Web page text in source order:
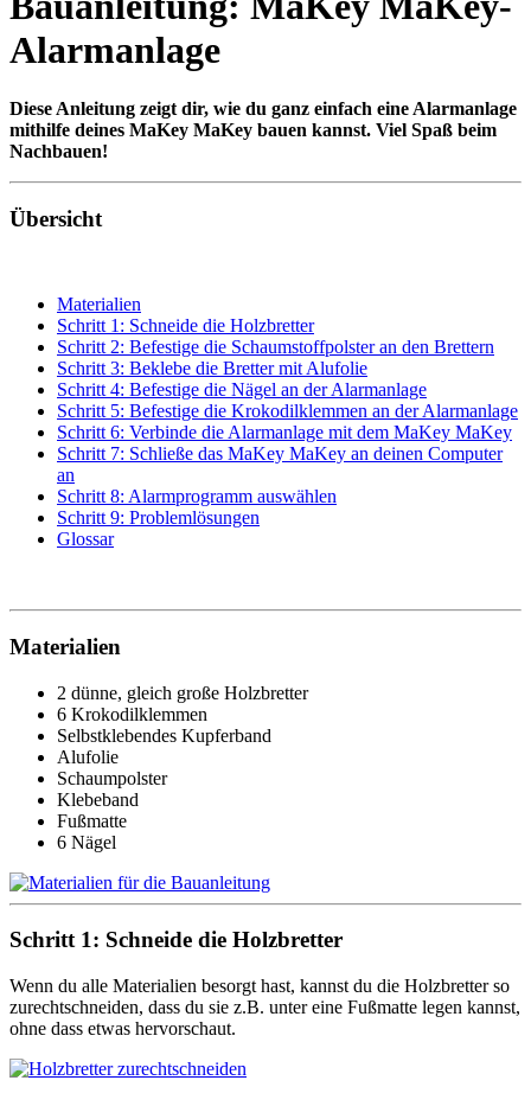
Alarmanlage
Diese Anleitung zeigt dir, wie du ganz einfach eine Alarmanlage
mithilfe deines MaKey MaKey bauen kannst. Viel Spaß beim
Nachbauen!
Übersicht
Materialien
Schritt 1: Schneide die Holzbretter
Schritt 2: Befestige die Schaumstoffpolster an den Brettern
Schritt 3: Beklebe die Bretter mit Alufolie
Schritt 4: Befestige die Nägel an der Alarmanlage
Schritt 5: Befestige die Krokodilklemmen an der Alarmanlage
Schritt 6: Verbinde die Alarmanlage mit dem MaKey MaKey
Schritt 7: Schließe das MaKey MaKey an deinen Computer
an
Schritt 8: Alarmprogramm auswählen
Schritt 9: Problemlösungen
Glossar
Materialien
2 dünne, gleich große Holzbretter
6 Krokodilklemmen
Selbstklebendes Kupferband
Alufolie
Schaumpolster
Klebeband
Fußmatte
6 Nägel
Schritt 1: Schneide die Holzbretter
Wenn du alle Materialien besorgt hast, kannst du die Holzbretter so
zurechtschneiden, dass du sie z.B. unter eine Fußmatte legen kannst,
ohne dass etwas hervorschaut.